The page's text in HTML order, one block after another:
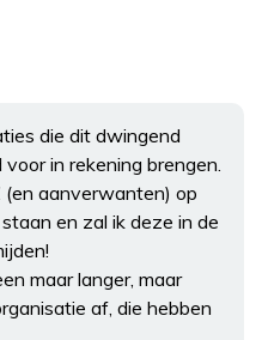
die dit dwingend
in rekening brengen.
(en aanverwanten) op
en zal ik deze in de
maar langer, maar
af, die hebben